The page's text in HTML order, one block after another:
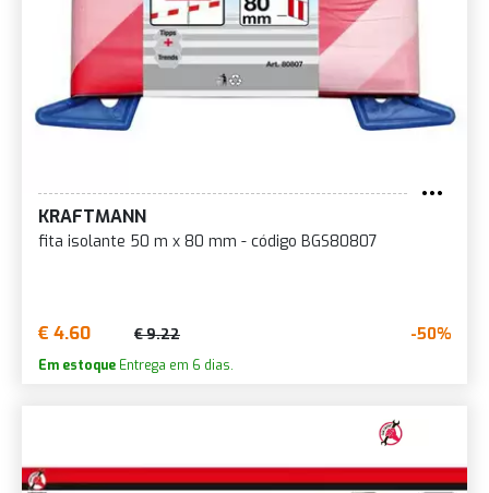
KRAFTMANN
fita isolante 50 m x 80 mm - código BGS80807
€ 4.60 € 9.22 -50%
Em estoque Entrega em 6 dias.